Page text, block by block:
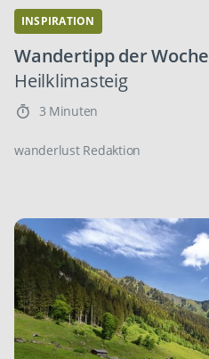
INSPIRATION
Wandertipp der Woche
Heilklimasteig
3 Minuten
wanderlust Redaktion